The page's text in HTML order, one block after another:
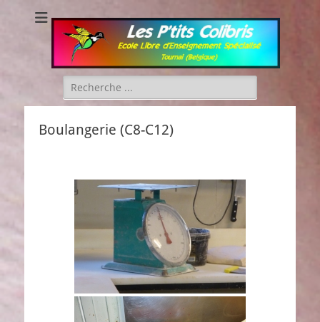
Les P'tits Colibris
Rechercher :
Boulangerie (C8-C12)